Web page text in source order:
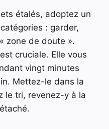
étalés, adoptez un
: garder,
zone de doute ».
cruciale. Elle vous
vingt minutes
Mettez-le dans la
le tri, revenez-y à la